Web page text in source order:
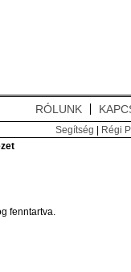
RÓLUNK
Segítség | Régi
fenntartva.